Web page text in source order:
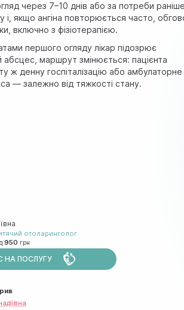
через 7–10 днів або за потреби
і, якщо ангіна повторюється часто,
включно з фізіотерапією.
першого огляду лікар підозрює
абсцес, маршрут змінюється: пацієнта
ж денну госпіталізацію або амбулаторне
— залежно від тяжкості стану.
отоларинголог
950
НА ПОСЛУГУ